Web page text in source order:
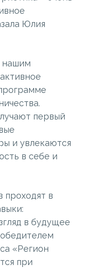
Юлия
нашим
первый
и увлекаются
в себе и
проходят в
в будущее
«Регион
при